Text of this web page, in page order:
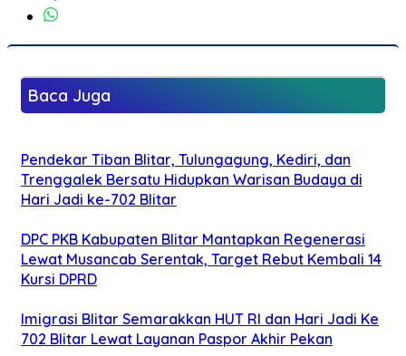
Baca Juga
Pendekar Tiban Blitar, Tulungagung, Kediri, dan
Trenggalek Bersatu Hidupkan Warisan Budaya di
Hari Jadi ke-702 Blitar
DPC PKB Kabupaten Blitar Mantapkan Regenerasi
Lewat Musancab Serentak, Target Rebut Kembali 14
Kursi DPRD
Imigrasi Blitar Semarakkan HUT RI dan Hari Jadi Ke
702 Blitar Lewat Layanan Paspor Akhir Pekan